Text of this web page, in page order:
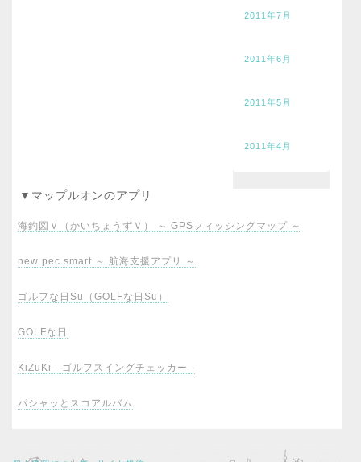
2011年7月
2011年6月
2011年5月
2011年4月
▼マップルオンのアプリ
海釣図Ｖ（かいちょうずＶ） ～ GPSフィッシングマップ ～
new pec smart ～ 航海支援アプリ ～
ゴルフな日Su（GOLFな日Su）
GOLFな日
KiZuKi - ゴルフスイングチェッカー -
パシャッとスコアルバム